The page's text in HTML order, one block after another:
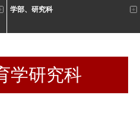
学部、研究科
学研究科